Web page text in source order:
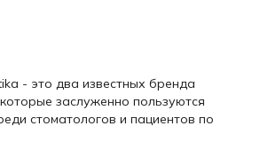
- это два известных бренда
заслуженно пользуются
стоматологов и пациентов по